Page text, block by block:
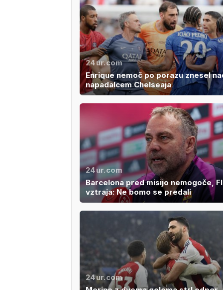
24ur.com
Enrique nemoč po porazu znesel
napadalcem Chelseaja
24ur.com
Barcelona pred misijo nemogoče,
vztraja: Ne bomo se predali
24ur.com